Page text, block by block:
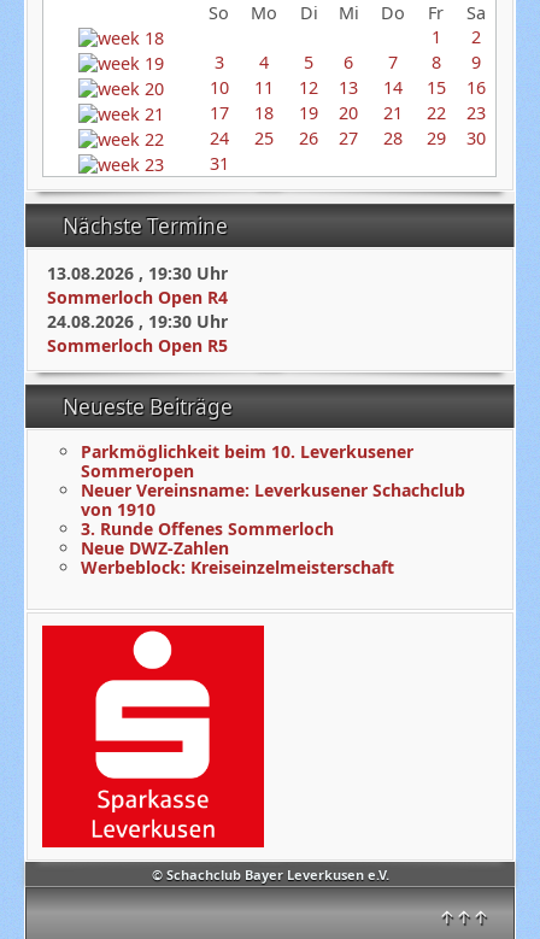
© Schachclub Bayer Leverkusen e.V.
↑↑↑
So
Mo Di Mi Do Fr
Sa
1
2
3
4 5 6 7 8
9
10
11 12 13 14 15
16
17
18 19 20 21 22
23
24
25 26 27 28 29
30
31
Nächste Termine
13.08.2026 , 19:30 Uhr
Sommerloch Open R4
24.08.2026 , 19:30 Uhr
Sommerloch Open R5
Neueste Beiträge
Parkmöglichkeit beim 10. Leverkusener
Sommeropen
Neuer Vereinsname: Leverkusener Schachclub
von 1910
3. Runde Offenes Sommerloch
Neue DWZ-Zahlen
Werbeblock: Kreiseinzelmeisterschaft